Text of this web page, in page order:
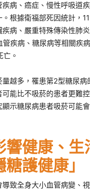
病、癌症、慢性呼吸道
根據衛福部死因統計，
病、嚴重特殊傳染性肺
管疾病、糖尿病等相關疾
。
越多，罹患第2型糖尿病
能比不吸菸的患者更難
示糖尿病患者吸菸可能
響健康、
糖護健康」
致全身大小血管病變、